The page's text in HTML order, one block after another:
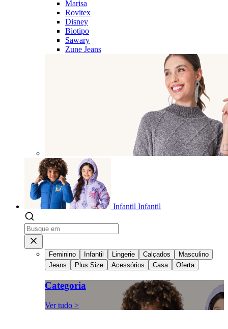
Marisa
Rovitex
Disney
Biotipo
Sawary
Zune Jeans
Infantil Infantil
Feminino Infantil Lingerie Calçados
Masculino
Jeans
Plus Size Acessórios Casa Oferta
Categoria
Ver tudo >